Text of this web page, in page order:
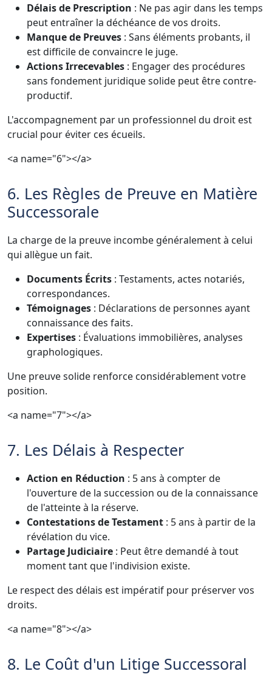
Délais de Prescription : Ne pas agir dans les temps
peut entraîner la déchéance de vos droits.
Manque de Preuves : Sans éléments probants, il
est difficile de convaincre le juge.
Actions Irrecevables : Engager des procédures
sans fondement juridique solide peut être contre-
productif.
L'accompagnement par un professionnel du droit est
crucial pour éviter ces écueils.
<a name="6"></a>
6. Les Règles de Preuve en Matière
Successorale
La charge de la preuve incombe généralement à celui
qui allègue un fait.
Documents Écrits : Testaments, actes notariés,
correspondances.
Témoignages : Déclarations de personnes ayant
connaissance des faits.
Expertises : Évaluations immobilières, analyses
graphologiques.
Une preuve solide renforce considérablement votre
position.
<a name="7"></a>
7. Les Délais à Respecter
Action en Réduction : 5 ans à compter de
l'ouverture de la succession ou de la connaissance
de l'atteinte à la réserve.
Contestations de Testament : 5 ans à partir de la
révélation du vice.
Partage Judiciaire : Peut être demandé à tout
moment tant que l'indivision existe.
Le respect des délais est impératif pour préserver vos
droits.
<a name="8"></a>
8. Le Coût d'un Litige Successoral